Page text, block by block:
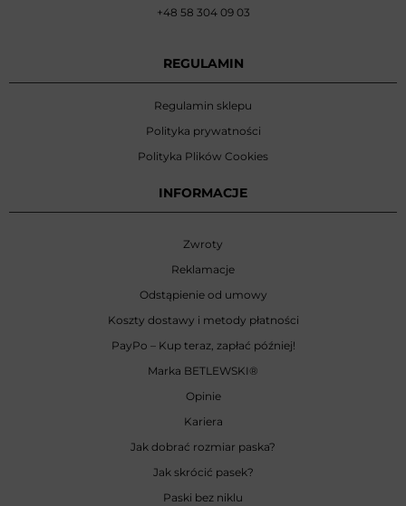
+48 58 304 09 03
REGULAMIN
Regulamin sklepu
Polityka prywatności
Polityka Plików Cookies
INFORMACJE
Zwroty
Reklamacje
Odstąpienie od umowy
Koszty dostawy i metody płatności
PayPo – Kup teraz, zapłać później!
Marka BETLEWSKI®
Opinie
Kariera
Jak dobrać rozmiar paska?
Jak skrócić pasek?
Paski bez niklu